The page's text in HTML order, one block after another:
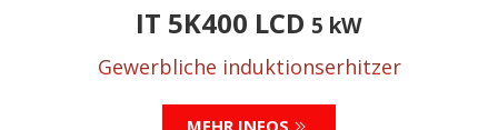
IT 5K400 LCD 5 kW
Gewerbliche induktionserhitzer
MEHR INFOS